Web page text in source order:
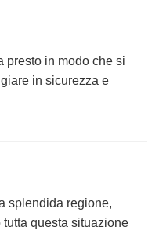
presto in modo che si
in sicurezza e
splendida regione,
questa situazione